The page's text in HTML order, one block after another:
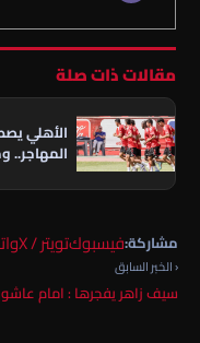
مقالات ذات صلة
الأهلي
مشاركة:فيسبوكتويتر / X
‹ الخبر السابق
سيف زاهر يفجرها : امام